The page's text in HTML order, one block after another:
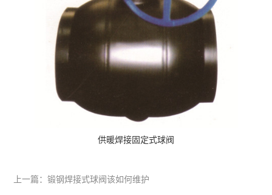
供暖焊接固定式球阀
上一篇：锻钢焊接式球阀该如何维护